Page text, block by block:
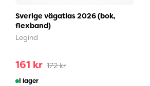
Sverige vägatlas 2026 (bok,
flexband)
Legind
161 kr 172 kr
I lager